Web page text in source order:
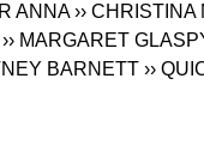
ANNA ›› CHRISTINA
›› MARGARET
BARNETT ››